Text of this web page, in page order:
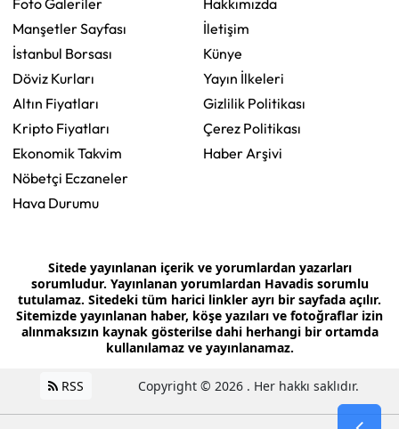
Foto Galeriler
Manşetler Sayfası
İstanbul Borsası
Döviz Kurları
Altın Fiyatları
Kripto Fiyatları
Ekonomik Takvim
Nöbetçi Eczaneler
Hava Durumu
Hakkımızda
İletişim
Künye
Yayın İlkeleri
Gizlilik Politikası
Çerez Politikası
Haber Arşivi
Sitede yayınlanan içerik ve yorumlardan yazarları
sorumludur. Yayınlanan yorumlardan Havadis sorumlu
tutulamaz. Sitedeki tüm harici linkler ayrı bir sayfada açılır.
Sitemizde yayınlanan haber, köşe yazıları ve fotoğraflar izin
alınmaksızın kaynak gösterilse dahi herhangi bir ortamda
kullanılamaz ve yayınlanamaz.
RSS Copyright © 2026 . Her hakkı saklıdır.